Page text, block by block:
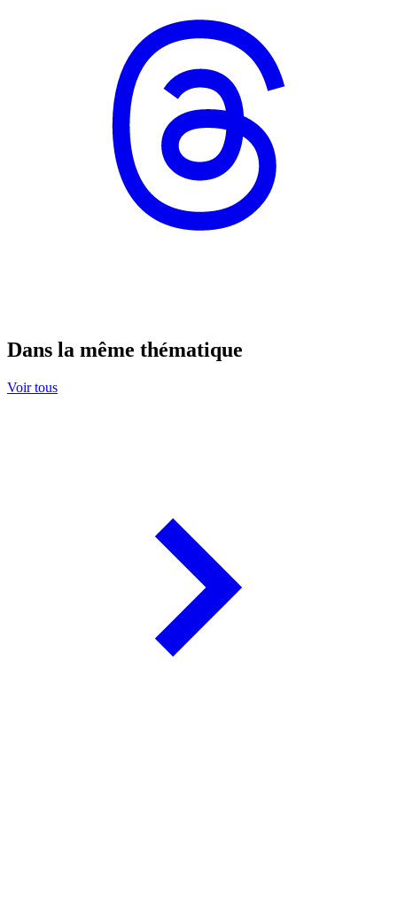
Dans la même thématique
Voir tous